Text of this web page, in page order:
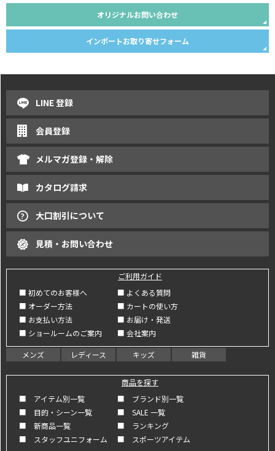
オリジナルお問い合わせ
インポートお取り寄せフォーム
LINE 登録
会員登録
メルマガ登録・解除
カタログ請求
大口割引について
見積・お問い合わせ
ご利用ガイド
■ 初めてのお客様へ
■ よくある質問
■ オーダー方法
■ カートの使い方
■ お支払い方法
■ お届け・発送
■ ショールームのご案内
■ 会社案内
メンズ レディース キッズ 雑貨
商品を探す
■ アイテム別一覧
■ ブランド別一覧
■ 目的・シーン一覧
■ SALE 一覧
■ 新商品一覧
■ ランキング
■ スタッフユニフォーム
■ スポーツアイテム